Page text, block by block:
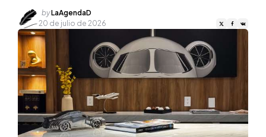
Posted
by
byLaAgendaD
20 de julio de 2026